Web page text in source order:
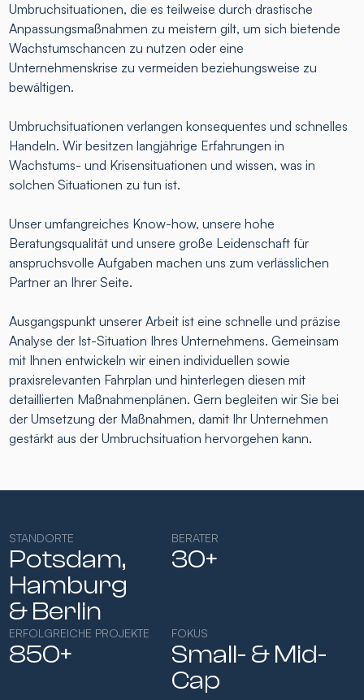
Umbruchsituationen, die es teilweise durch drastische
Anpassungsmaßnahmen zu meistern gilt, um sich bietende
Wachstumschancen zu nutzen oder eine
Unternehmenskrise zu vermeiden beziehungsweise zu
bewältigen.
Umbruchsituationen verlangen konsequentes und schnelles
Handeln. Wir besitzen langjährige Erfahrungen in
Wachstums- und Krisensituationen und wissen, was in
solchen Situationen zu tun ist.
Unser umfangreiches Know-how, unsere hohe
Beratungsqualität und unsere große Leidenschaft für
anspruchsvolle Aufgaben machen uns zum verlässlichen
Partner an Ihrer Seite.
Ausgangspunkt unserer Arbeit ist eine schnelle und präzise
Analyse der Ist-Situation Ihres Unternehmens. Gemeinsam
mit Ihnen entwickeln wir einen individuellen sowie
praxisrelevanten Fahrplan und hinterlegen diesen mit
detaillierten Maßnahmenplänen. Gern begleiten wir Sie bei
der Umsetzung der Maßnahmen, damit Ihr Unternehmen
gestärkt aus der Umbruchsituation hervorgehen kann.
STANDORTE
Potsdam,
Hamburg​
& Berlin
BERATER
30+
ERFOLGREICHE PROJEKTE
850+
FOKUS
Small- & Mid-
Cap​